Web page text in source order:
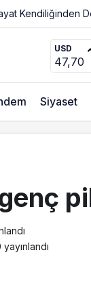
USD
47,70
Siyaset
yayınlandı